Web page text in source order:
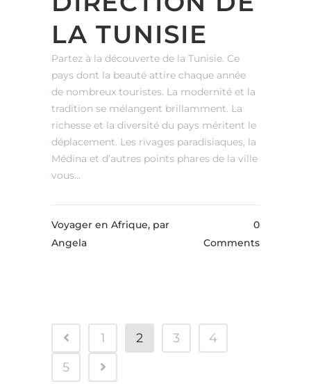
LA TUNISIE
Partez à la découverte de la Tunisie. Ce
pays dont la beauté attire chaque année
de nombreux touristes. La modernité et la
tradition se mélangent brillamment. La
richesse et la diversité du pays méritent le
déplacement. Les rivages paradisiaques, la
Médina et d’autres points phares de la ville
vous...
Voyager en Afrique, par
Angela
0
Comments
1 2 3
4
5